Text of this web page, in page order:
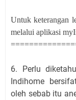
Untuk keterangan
melalui aplikasi
6. Perlu
Indihome
oleh sebab itu